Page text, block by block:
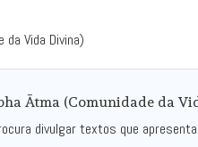
Vida Divina)
Ātma (Comunidade da
divulgar textos que